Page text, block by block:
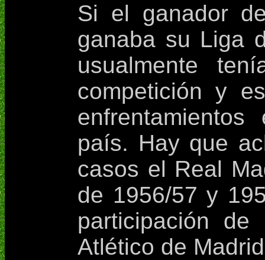
Si el ganador
ganaba su Liga
usualmente
competición y
país. Hay que
casos el Real
de 1956/57 y
participación de
Atlético de